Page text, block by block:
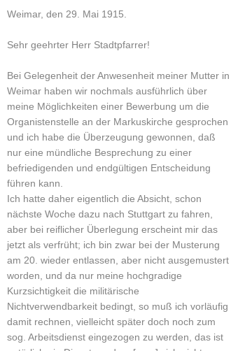
Weimar, den 29. Mai 1915.
Sehr geehrter Herr Stadtpfarrer!
Bei Gelegenheit der Anwesenheit meiner Mutter in
Weimar haben wir nochmals ausführlich über
meine Möglichkeiten einer Bewerbung um die
Organistenstelle an der Markuskirche gesprochen
und ich habe die Überzeugung gewonnen, daß
nur eine mündliche Besprechung zu einer
befriedigenden und endgültigen Entscheidung
führen kann.
Ich hatte daher eigentlich die Absicht, schon
nächste Woche dazu nach Stuttgart zu fahren,
aber bei reiflicher Überlegung erscheint mir das
jetzt als verfrüht; ich bin zwar bei der Musterung
am 20. wieder entlassen, aber nicht ausgemustert
worden, und da nur meine hochgradige
Kurzsichtigkeit die militärische
Nichtverwendbarkeit bedingt, so muß ich vorläufig
damit rechnen, vielleicht später doch noch zum
sog. Arbeitsdienst eingezogen zu werden, das ist